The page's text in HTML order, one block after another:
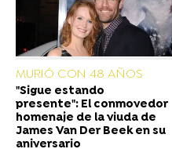
MURIÓ CON 48 AÑOS
"Sigue estando
presente": El conmovedor
homenaje de la viuda de
James Van Der Beek en su
aniversario